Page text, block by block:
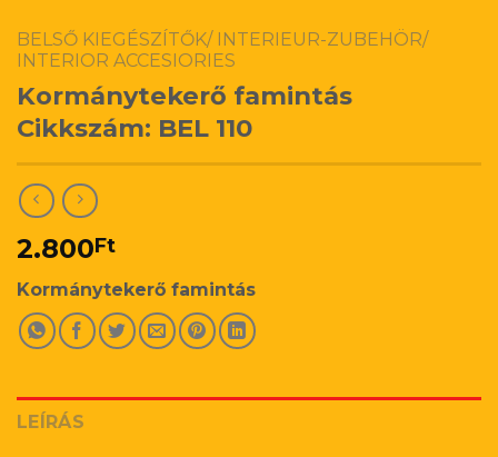
BELSŐ KIEGÉSZÍTŐK/ INTERIEUR-ZUBEHÖR/
INTERIOR ACCESIORIES
Kormánytekerő famintás
Cikkszám: BEL 110
2.800Ft
Kormánytekerő famintás
LEÍRÁS